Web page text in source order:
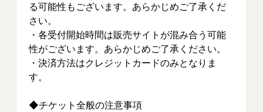
る可能性もございます。あらかじめご了承くだ
さい。
・各受付開始時間は販売サイトが混み合う可能
性がございます。あらかじめご了承ください。
・決済方法はクレジットカードのみとなりま
す。
◆チケット全般の注意事項